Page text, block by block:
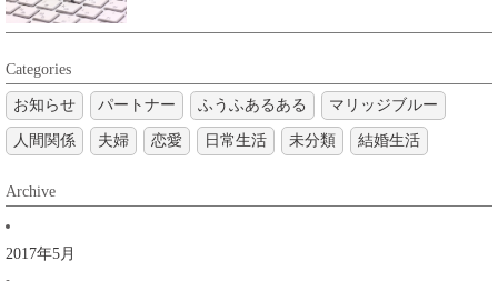
Categories
お知らせ パートナー ふうふあるある マリッジブルー
人間関係 夫婦 恋愛 日常生活 未分類 結婚生活
Archive
2017年5月